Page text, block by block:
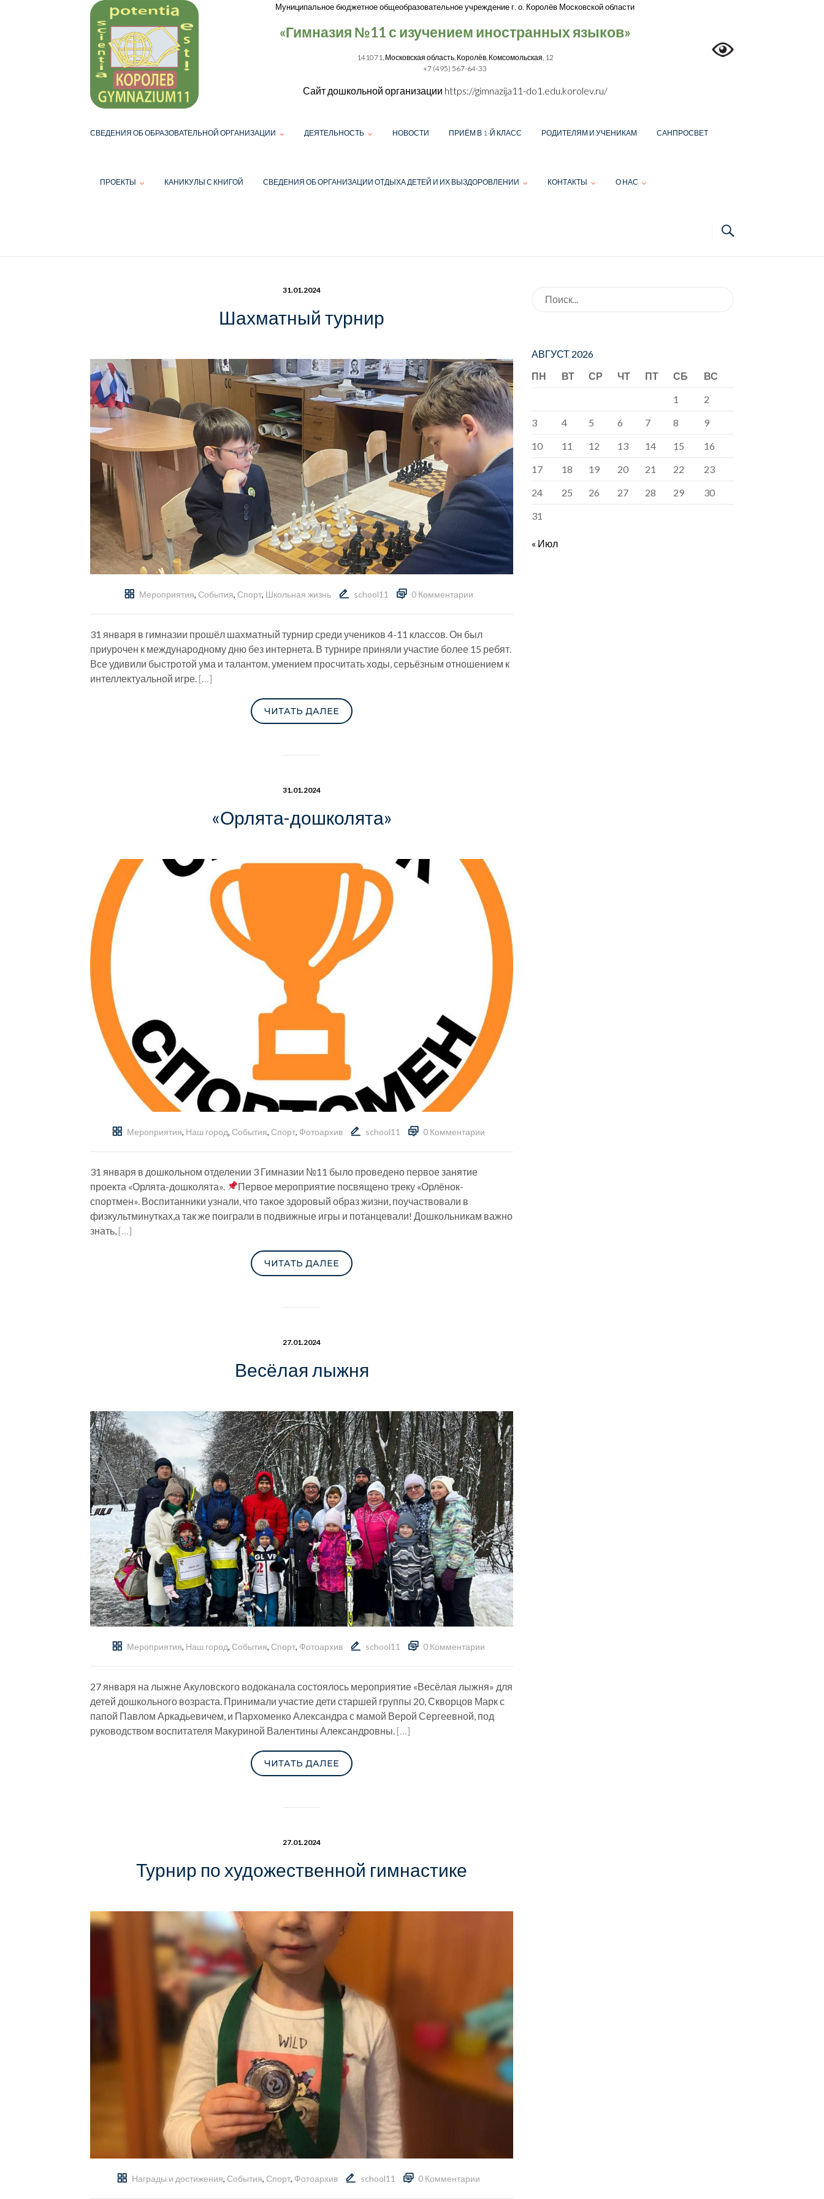
Муниципальное бюджетное общеобразовательное учреждение г. о. Королёв Московской области
«Гимназия №11 с изучением иностранных языков»
141071, Московская область, Королёв, Комсомольская, 12
+7 (495) 567-64-33
Сайт дошкольной организации https://gimnazija11-do1.edu.korolev.ru/
СВЕДЕНИЯ ОБ ОБРАЗОВАТЕЛЬНОЙ ОРГАНИЗАЦИИ ДЕЯТЕЛЬНОСТЬ НОВОСТИ ПРИЁМ В 1-Й КЛАСС РОДИТЕЛЯМ И УЧЕНИКАМ САНПРОСВЕТ
ПРОЕКТЫ КАНИКУЛЫ С КНИГОЙ СВЕДЕНИЯ ОБ ОРГАНИЗАЦИИ ОТДЫХА ДЕТЕЙ И ИХ ВЫЗДОРОВЛЕНИИ КОНТАКТЫ О НАС
31.01.2024
Шахматный турнир
Мероприятия, События, Спорт, Школьная жизнь school11 0 Комментарии
31 января в гимназии прошёл шахматный турнир среди учеников 4-11 классов. Он был
приурочен к международному дню без интернета. В турнире приняли участие более 15 ребят.
Все удивили быстротой ума и талантом, умением просчитать ходы, серьёзным отношением к
интеллектуальной игре.[…]
ЧИТАТЬ ДАЛЕЕ
31.01.2024
«Орлята-дошколята»
Мероприятия, Наш город, События, Спорт, Фотоархив school11 0 Комментарии
31 января в дошкольном отделении 3 Гимназии №11 было проведено первое занятие
проекта «Орлята-дошколята».
Первое мероприятие посвящено треку «Орлёнок-
спортмен». Воспитанники узнали, что такое здоровый образ жизни, поучаствовали в
физкультминутках,а так же поиграли в подвижные игры и потанцевали! Дошкольникам важно
знать,[…]
ЧИТАТЬ ДАЛЕЕ
27.01.2024
Весёлая лыжня
Мероприятия, Наш город, События, Спорт, Фотоархив school11 0 Комментарии
27 января на лыжне Акуловского водоканала состоялось мероприятие «Весёлая лыжня» для
детей дошкольного возраста. Принимали участие дети старшей группы 20, Скворцов Марк с
папой Павлом Аркадьевичем, и Пархоменко Александра с мамой Верой Сергеевной, под
руководством воспитателя Макуриной Валентины Александровны.[…]
ЧИТАТЬ ДАЛЕЕ
27.01.2024
Турнир по художественной гимнастике
Награды и достижения, События, Спорт, Фотоархив school11 0 Комментарии
Искать:
АВГУСТ 2026
ПН
ВТ СР ЧТ ПТ СБ
ВС
1
2
3
4 5 6 7 8
9
10
11 12 13 14 15
16
17
18 19 20 21 22
23
24
25 26 27 28 29
30
31
« Июл